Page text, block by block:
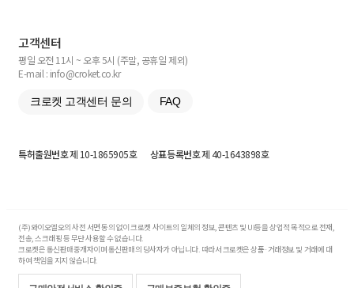
고객센터
평일 오전 11시 ~ 오후 5시 (주말, 공휴일 제외)
E-mail : info@croket.co.kr
크로켓 고객센터 문의 FAQ
특허출원번호제 10-1865905호 상표등록번호제 40-1643898호
(주)와이오엘오의 사전 서면 동의 없이 크로켓 사이트의 일체의 정보, 콘텐츠 및 UI등을 상업적 목적으로 전재,
전송, 스크래핑 등 무단 사용할 수 없습니다.
크로켓은 통신판매중개자이며 통신판매의 당사자가 아닙니다. 따라서 크로켓은 상품·거래정보 및 거래에 대
하여 책임을 지지 않습니다.